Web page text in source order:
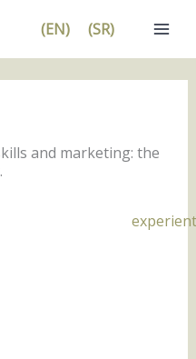
(EN) (SR)
and marketing: the